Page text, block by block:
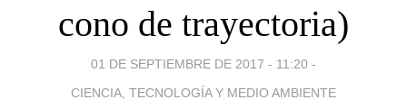
cono de trayectoria)
01 DE SEPTIEMBRE DE 2017 - 11:20 -
CIENCIA, TECNOLOGÍA Y MEDIO AMBIENTE